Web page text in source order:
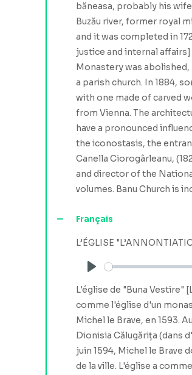
băneasa, probably his
Buzău river, former royal
and it was completed in
justice and internal
Monastery was
a parish church. In 1884,
with one made of carved
from Vienna. The
have a pronounced
the iconostasis, the
Canella Ciorogârleanu,
and director of the
volumes. Banu Church is
Français
L’ÉGLISE
Play
L'église de "Buna Vestire"
comme l'église d'un
Michel le Brave, en 1593.
Dionisia Călugărița (dans
juin 1594, Michel le Brave
de la ville. L'église a